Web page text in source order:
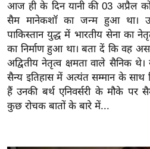
शे
ष
ज्ञ
रा
य
ब
ज
आज ही के दिन यानी की 03 अप्रैल
सैम मानेकशॉ का जन्म हुआ था।
पाकिस्तान युद्ध में भारतीय सेना का
का निर्माण हुआ था। बता दें कि वह
अद्वितीय नेतृत्व क्षमता वाले सैनिक
सैन्य इतिहास में अत्यंत सम्मान के साथ
हैं उनकी बर्थ एनिवर्सरी के मौके
कुछ रोचक बातों के बारे में...